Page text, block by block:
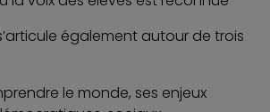
également autour de trois
le monde, ses enjeux